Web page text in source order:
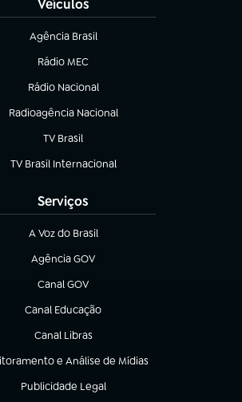
Veículos
Agência Brasil
(abre em nova aba)
Rádio MEC
(abre em nova aba)
Rádio Nacional
Radioagência Nacional
(abre em nova aba)
TV Brasil
(abre em nova aba)
TV Brasil Internacional
(abre em nova aba)
Serviços
A Voz do Brasil
(abre em nova aba)
Agência GOV
(abre em nova aba)
Canal GOV
(abre em nova aba)
Canal Educação
(abre em nova aba)
Canal Libras
(abre em nova aba)
e Análise de Mídias
em nova aba)
Publicidade Legal
(abre em nova aba)